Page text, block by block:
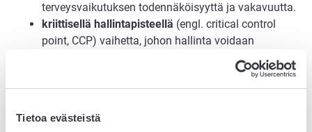
Tietoa evästeistä
terveysvaikutuksen todennäköisyyttä ja vakavuutta.
kriittisellä hallintapisteellä (engl. critical control
point, CCP) vaihetta, johon hallinta voidaan
elintarviketurvallisuutta uhkaavan vaaran
estämiseksi, poistamiseksi tai vähentämiseksi
hallintapisteitä mikrobiologisten vaarojen